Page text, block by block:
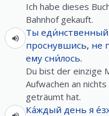
Ich habe dieses
Bahnhof gekauft.
Ты еди́нственный
проснувшись, не
ему сни́лось.
Du bist der einzige
Aufwachen an
geträumt hat.
Ка́ждый день я